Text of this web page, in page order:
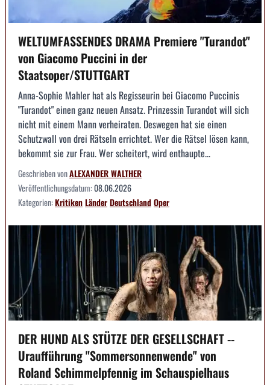
WELTUMFASSENDES DRAMA Premiere "Turandot"
von Giacomo Puccini in der
Staatsoper/STUTTGART
Anna-Sophie Mahler hat als Regisseurin bei Giacomo Puccinis
"Turandot" einen ganz neuen Ansatz. Prinzessin Turandot will sich
nicht mit einem Mann verheiraten. Deswegen hat sie einen
Schutzwall von drei Rätseln errichtet. Wer die Rätsel lösen kann,
bekommt sie zur Frau. Wer scheitert, wird enthaupte...
Geschrieben vonALEXANDER WALTHER
Veröffentlichungsdatum:08.06.2026
Kategorien:KritikenLänderDeutschlandOper
DER HUND ALS STÜTZE DER GESELLSCHAFT --
Uraufführung "Sommersonnenwende" von
Roland Schimmelpfennig im Schauspielhaus